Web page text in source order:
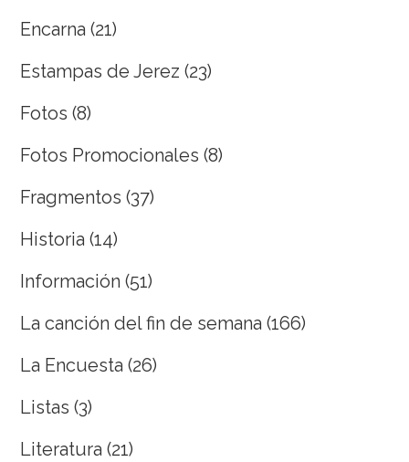
Encarna (21)
Estampas de Jerez (23)
Fotos (8)
Fotos Promocionales (8)
Fragmentos (37)
Historia (14)
Información (51)
La canción del fin de semana (166)
La Encuesta (26)
Listas (3)
Literatura (21)